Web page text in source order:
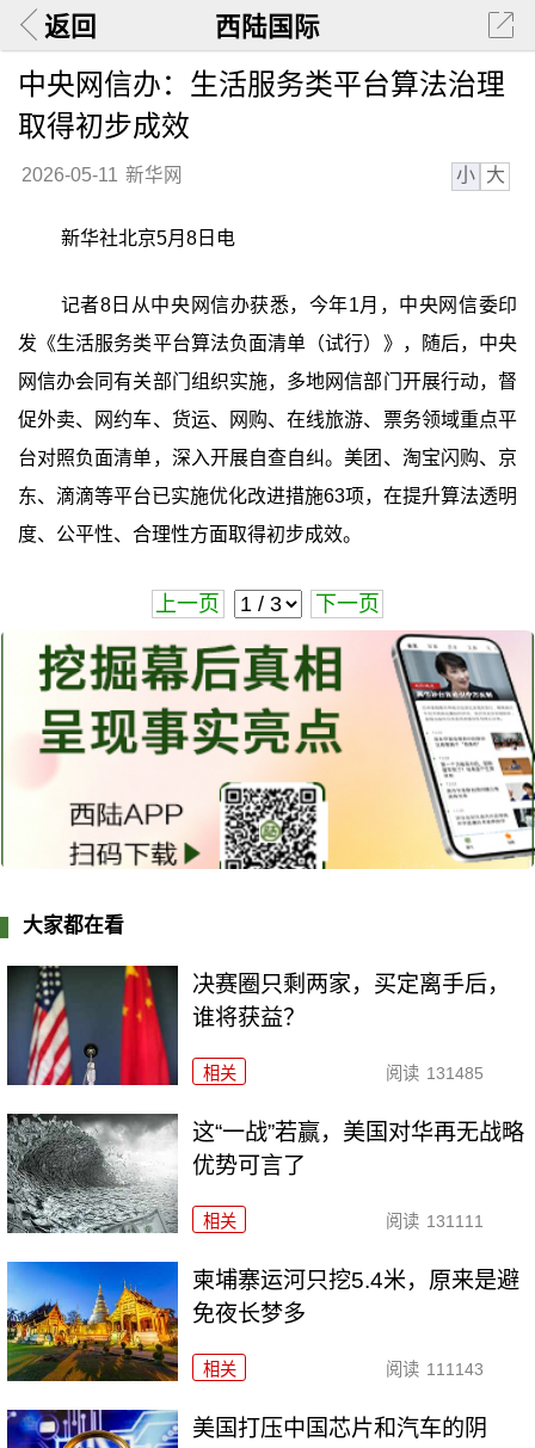
返回 西陆国际
中央网信办：生活服务类平台算法治理
取得初步成效
2026-05-11 新华网 小 大
新华社北京5月8日电
记者8日从中央网信办获悉，今年1月，中央网信委印
发《生活服务类平台算法负面清单（试行）》，随后，中央
网信办会同有关部门组织实施，多地网信部门开展行动，督
促外卖、网约车、货运、网购、在线旅游、票务领域重点平
台对照负面清单，深入开展自查自纠。美团、淘宝闪购、京
东、滴滴等平台已实施优化改进措施63项，在提升算法透明
度、公平性、合理性方面取得初步成效。
上一页 下一页
大家都在看
决赛圈只剩两家，买定离手后，
谁将获益？
相关 阅读 131485
这“一战”若赢，美国对华再无战略
优势可言了
相关 阅读 131111
柬埔寨运河只挖5.4米，原来是避
免夜长梦多
相关 阅读 111143
美国打压中国芯片和汽车的阴